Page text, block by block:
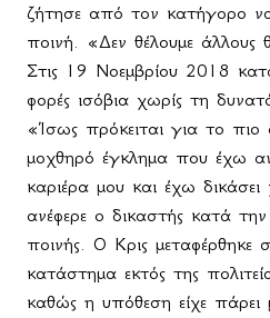
ζήτησε από τον κατήγορο
ποινή. «Δεν θέλουμε άλλους
Στις 19 Νοεμβρίου 2018
φορές ισόβια χωρίς τη
«Ίσως πρόκειται για το
μοχθηρό έγκλημα που έχω
καριέρα μου και έχω δικάσει
ανέφερε ο δικαστής κατά
ποινής. Ο Κρις μεταφέρθηκε
κατάστημα εκτός της
καθώς η υπόθεση είχε πάρει